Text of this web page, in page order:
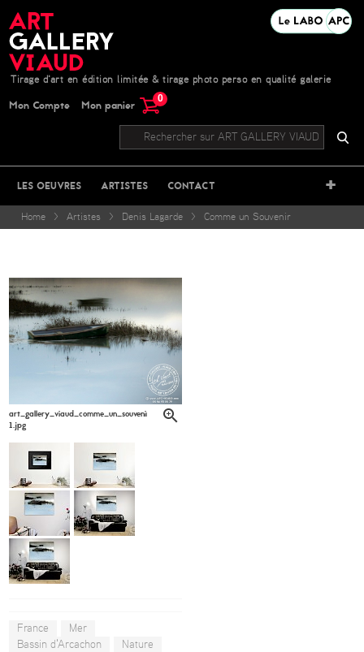
Tirage d'art en édition limitée & tirage photo perso en qualité galerie
Mon Compte Mon panier 0
LES OEUVRES ARTISTES CONTACT +
Home > Artistes > Denis Lagarde > Comme un Souvenir
art_gallery_viaud_comme_un_souvenir_denis_lagarde6-
1.jpg
France
Mer
Bassin d'Arcachon
Nature